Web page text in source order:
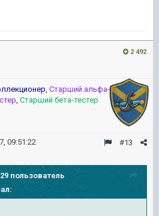
2 492
, Старший альфа-
, Старший бета-тестер
#13
09:51:22
пользователь